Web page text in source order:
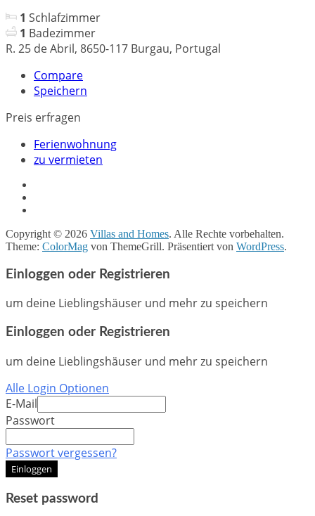
1 Schlafzimmer
1 Badezimmer
R. 25 de Abril, 8650-117 Burgau, Portugal
Compare
Speichern
Preis erfragen
Ferienwohnung
zu vermieten
Copyright © 2026 Villas and Homes. Alle Rechte vorbehalten.
Theme: ColorMag von ThemeGrill. Präsentiert von WordPress.
Einloggen oder Registrieren
um deine Lieblingshäuser und mehr zu speichern
Einloggen oder Registrieren
um deine Lieblingshäuser und mehr zu speichern
Alle Login Optionen
E-Mail
Passwort
Passwort vergessen?
Einloggen
Reset password